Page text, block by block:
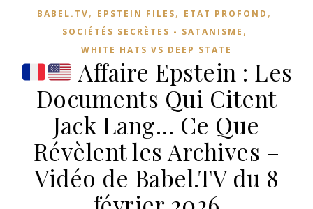
BABEL.TV, EPSTEIN FILES, ETAT PROFOND ,
SOCIÉTÉS SECRÈTES - SATANISME ,
WHITE HATS VS DEEP STATE
Affaire Epstein : Les
Documents Qui Citent
Jack Lang… Ce Que
Révèlent les Archives –
Vidéo de Babel.TV du 8